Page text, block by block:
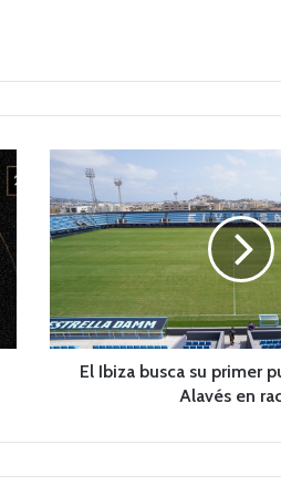
E
I
b
b
u
s
El Ibiza busca su primer
Alavés en